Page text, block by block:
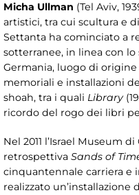
Micha Ullman (Tel Aviv,
artistici, tra cui scultura e
Settanta ha cominciato a
sotterranee, in linea con
Germania, luogo di
memoriali e installazioni
shoah, tra i quali Library
ricordo del rogo dei libri
Nel 2011 l’Israel Museum
retrospettiva Sands of
cinquantennale carriera e
realizzato